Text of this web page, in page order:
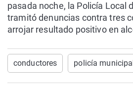
pasada noche, la Policía Local
tramitó denuncias contra tres
arrojar resultado positivo en
conductores policía